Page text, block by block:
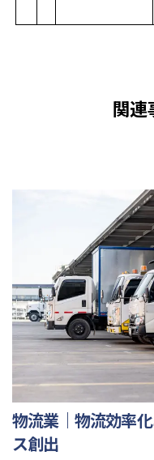
関連
物流業｜物流効率
ス創出